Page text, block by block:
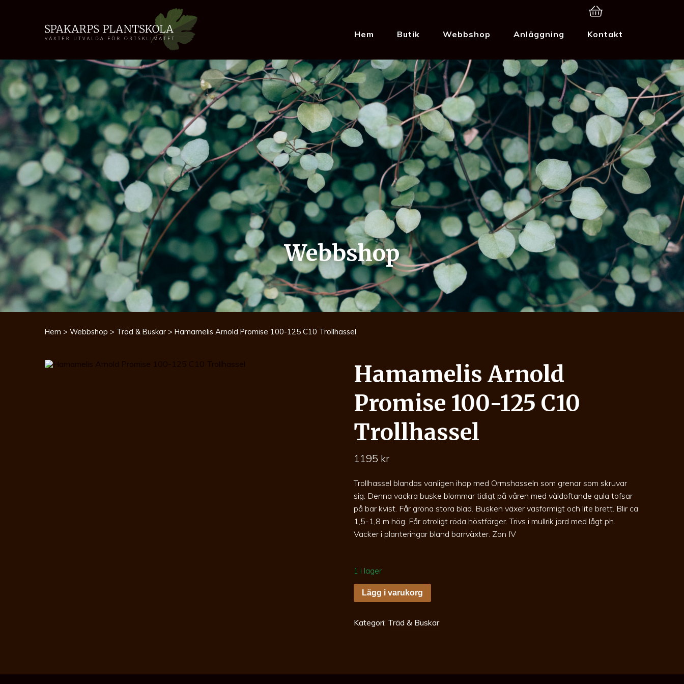
Hem Butik Webbshop Anläggning Kontakt
Webbshop
Hem > Webbshop > Träd & Buskar > Hamamelis Arnold Promise 100-125 C10 Trollhassel
Hamamelis Arnold
Promise 100-125 C10
Trollhassel
1195 kr
Trollhassel blandas vanligen ihop med Ormshasseln som grenar som skruvar
sig. Denna vackra buske blommar tidigt på våren med väldoftande gula tofsar
på bar kvist. Får gröna stora blad. Busken växer vasformigt och lite brett. Blir ca
1,5-1,8 m hög. Får otroligt röda höstfärger. Trivs i mullrik jord med lågt ph.
Vacker i planteringar bland barrväxter. Zon IV
1 i lager
Hamamelis
Arnold
Promise
125
C10
Lägg i varukorg
Kategori: Träd & Buskar